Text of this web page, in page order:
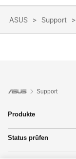
ASUS Support
Support
Produkte
Notebook
ZenFones im Überblick
Mainboards
Status prüfen
Garantie